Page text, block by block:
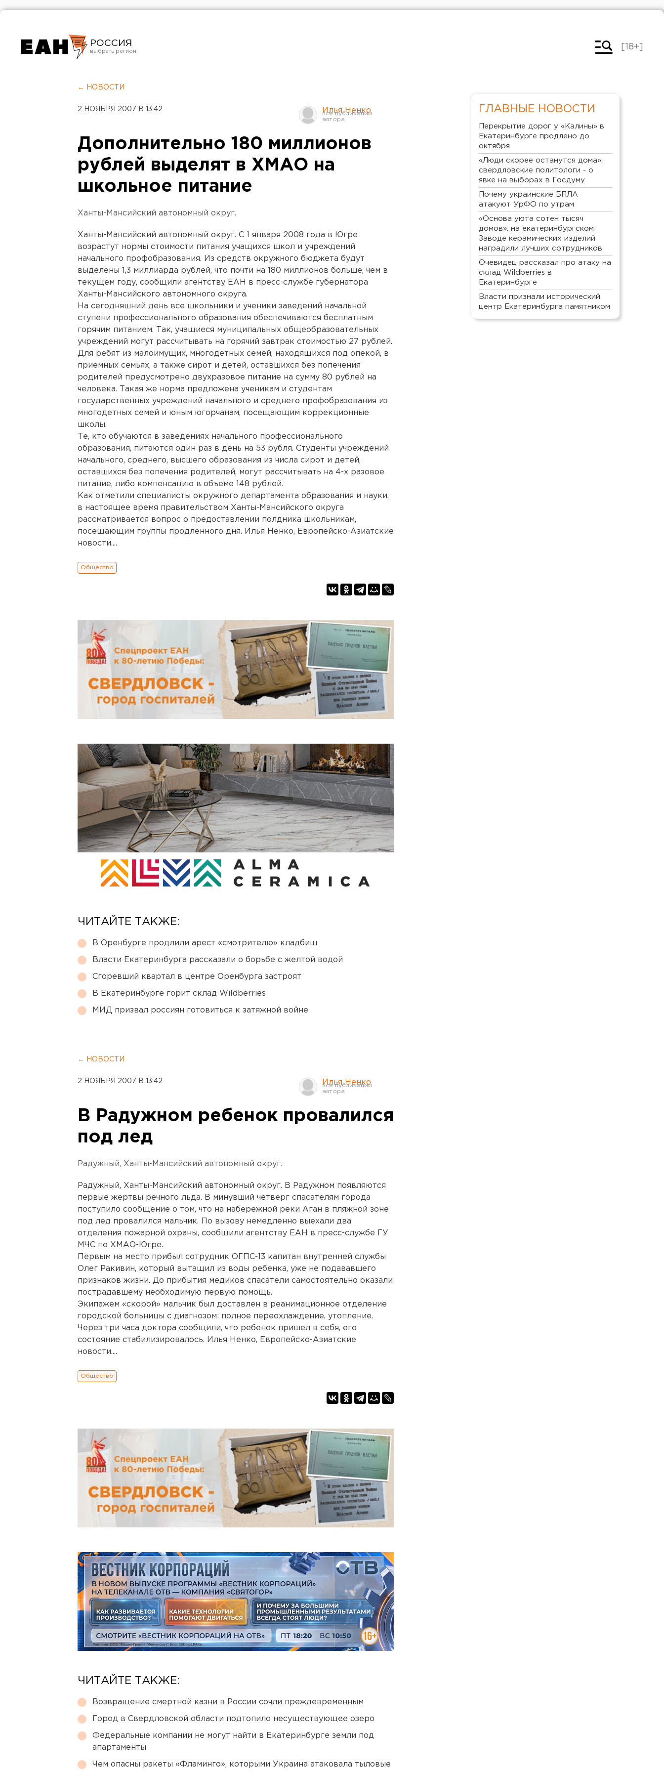
РОССИЯ
Челябинск
[18+]
← НОВОСТИ
2 НОЯБРЯ 2007 В 13:42 Илья Ненко
Дополнительно 180 миллионов
рублей выделят в ХМАО на
школьное питание
Ханты-Мансийский автономный округ.
Ханты-Мансийский автономный округ. С 1 января 2008 года в Югре
возрастут нормы стоимости питания учащихся школ и учреждений
начального профобразования. Из средств окружного бюджета будут
выделены 1,3 миллиарда рублей, что почти на 180 миллионов больше, чем в
текущем году, сообщили агентству ЕАН в пресс-службе губернатора
Ханты-Мансийского автономного округа.
На сегодняшний день все школьники и ученики заведений начальной
ступени профессионального образования обеспечиваются бесплатным
горячим питанием. Так, учащиеся муниципальных общеобразовательных
учреждений могут рассчитывать на горячий завтрак стоимостью 27 рублей.
Для ребят из малоимущих, многодетных семей, находящихся под опекой, в
приемных семьях, а также сирот и детей, оставшихся без попечения
родителей предусмотрено двухразовое питание на сумму 80 рублей на
человека. Такая же норма предложена ученикам и студентам
государственных учреждений начального и среднего профобразования из
многодетных семей и юным югорчанам, посещающим коррекционные
школы.
Те, кто обучаются в заведениях начального профессионального
образования, питаются один раз в день на 53 рубля. Студенты учреждений
начального, среднего, высшего образования из числа сирот и детей,
оставшихся без попечения родителей, могут рассчитывать на 4-х разовое
питание, либо компенсацию в объеме 148 рублей.
Как отметили специалисты окружного департамента образования и науки,
в настоящее время правительством Ханты-Мансийского округа
рассматривается вопрос о предоставлении полдника школьникам,
посещающим группы продленного дня. Илья Ненко, Европейско-Азиатские
новости....
Общество
ЧИТАЙТЕ ТАКЖЕ:
В Оренбурге продлили арест «смотрителю» кладбищ
Власти Екатеринбурга рассказали о борьбе с желтой водой
Сгоревший квартал в центре Оренбурга застроят
В Екатеринбурге горит склад Wildberries
МИД призвал россиян готовиться к затяжной войне
← НОВОСТИ
2 НОЯБРЯ 2007 В 13:42 Илья Ненко
В Радужном ребенок провалился
под лед
Радужный, Ханты-Мансийский автономный округ.
Радужный, Ханты-Мансийский автономный округ. В Радужном появляются
первые жертвы речного льда. В минувший четверг спасателям города
поступило сообщение о том, что на набережной реки Аган в пляжной зоне
под лед провалился мальчик. По вызову немедленно выехали два
отделения пожарной охраны, сообщили агентству ЕАН в пресс-службе ГУ
МЧС по ХМАО-Югре.
Первым на место прибыл сотрудник ОГПС-13 капитан внутренней службы
Олег Ракивин, который вытащил из воды ребенка, уже не подававшего
признаков жизни. До прибытия медиков спасатели самостоятельно оказали
пострадавшему необходимую первую помощь.
Экипажем «скорой» мальчик был доставлен в реанимационное отделение
городской больницы с диагнозом: полное переохлаждение, утопление.
Через три часа доктора сообщили, что ребенок пришел в себя, его
состояние стабилизировалось. Илья Ненко, Европейско-Азиатские
новости....
Общество
ЧИТАЙТЕ ТАКЖЕ:
Возвращение смертной казни в России сочли преждевременным
Город в Свердловской области подтопило несуществующее озеро
Федеральные компании не могут найти в Екатеринбурге земли под
апартаменты
Чем опасны ракеты «Фламинго», которыми Украина атаковала тыловые
ГЛАВНЫЕ НОВОСТИ
Перекрытие дорог у «Калины» в
Екатеринбурге продлено до
октября
«Люди скорее останутся дома»:
свердловские политологи - о
явке на выборах в Госдуму
Почему украинские БПЛА
атакуют УрФО по утрам
«Основа уюта сотен тысяч
домов»: на екатеринбургском
Заводе керамических изделий
наградили лучших сотрудников
Очевидец рассказал про атаку на
склад Wildberries в
Екатеринбурге
Власти признали исторический
центр Екатеринбурга памятником